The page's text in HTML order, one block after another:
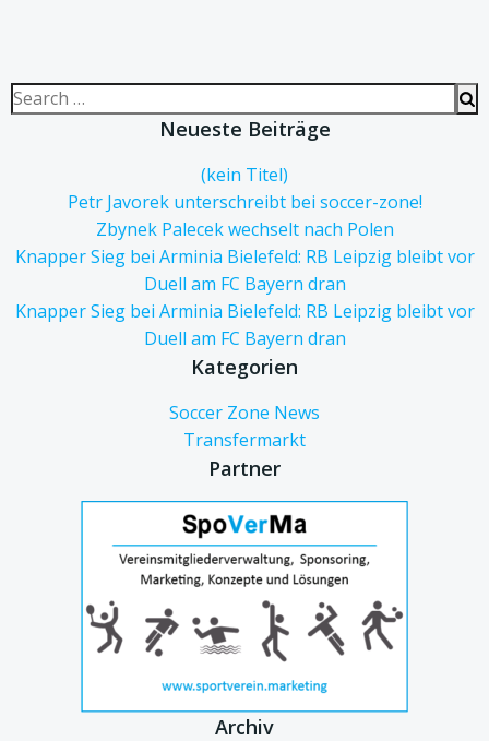
Search
for:
Neueste Beiträge
(kein Titel)
Petr Javorek unterschreibt bei soccer-zone!
Zbynek Palecek wechselt nach Polen
Knapper Sieg bei Arminia Bielefeld: RB Leipzig bleibt vor
Duell am FC Bayern dran
Knapper Sieg bei Arminia Bielefeld: RB Leipzig bleibt vor
Duell am FC Bayern dran
Kategorien
Soccer Zone News
Transfermarkt
Partner
Archiv